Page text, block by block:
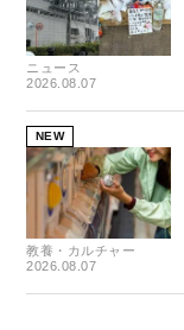
ニュース
2026.08.07
NEW
教養・カルチャー
2026.08.07